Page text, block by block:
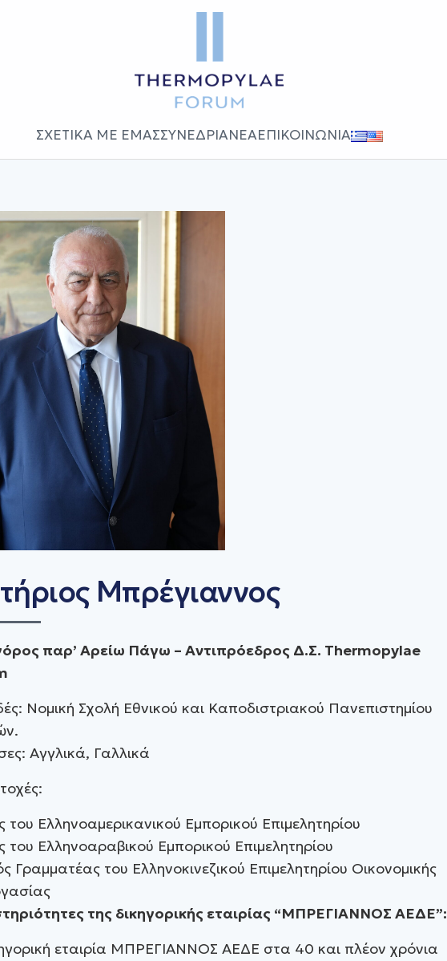
ΣΧΕΤΙΚΑ ΜΕ ΕΜΑΣΣΥΝΕΔΡΙΑΝΕΑΕΠΙΚΟΙΝΩΝΙΑ
Mπρέγιαννος
παρ’ Αρείω Πάγω – Αντιπρόεδρος Δ.Σ. Thermopylae
Νομική Σχολή Εθνικού και Καποδιστριακού Πανεπιστημίου
Αγγλικά, Γαλλικά
του Ελληνοαμερικανικού Εμπορικού Επιμελητηρίου
του Ελληνοαραβικού Εμπορικού Επιμελητηρίου
Γραμματέας του Ελληνοκινεζικού Επιμελητηρίου Οικονομικής
της δικηγορικής εταιρίας “ΜΠΡΕΓΙΑΝΝΟΣ ΑΕΔΕ”:
εταιρία ΜΠΡΕΓΙΑΝΝΟΣ ΑΕΔΕ στα 40 και πλέον χρόνια